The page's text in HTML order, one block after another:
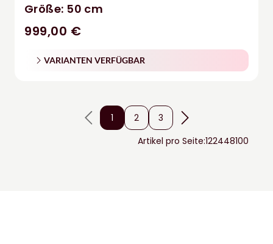
Größe: 50 cm
999,00 €
VARIANTEN VERFÜGBAR
1 2
3
Artikel pro Seite:122448100